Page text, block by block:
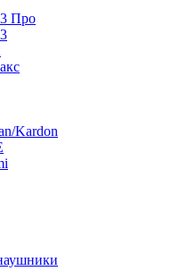
Про
Kardon